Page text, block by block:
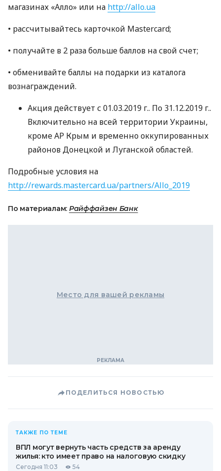
магазинах «Алло» или на http://allo.ua
• рассчитывайтесь карточкой Mastercard;
• получайте в 2 раза больше баллов на свой счет;
• обменивайте баллы на подарки из каталога
вознаграждений.
Акция действует с 01.03.2019 г.. По 31.12.2019 г..
Включительно на всей территории Украины,
кроме АР Крым и временно оккупированных
районов Донецкой и Луганской областей.
Подробные условия на
http://rewards.mastercard.ua/partners/Allo_2019
По материалам: Райффайзен Банк
Место для вашей рекламы
ПОДЕЛИТЬСЯ НОВОСТЬЮ
ТАКЖЕ ПО ТЕМЕ
ВПЛ могут вернуть часть средств за аренду
жилья: кто имеет право на налоговую скидку
Сегодня 11:03 54